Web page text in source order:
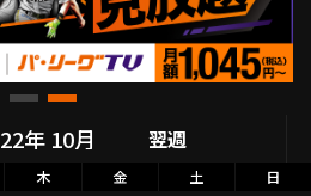
ログイン
翌週
木 金 土 日